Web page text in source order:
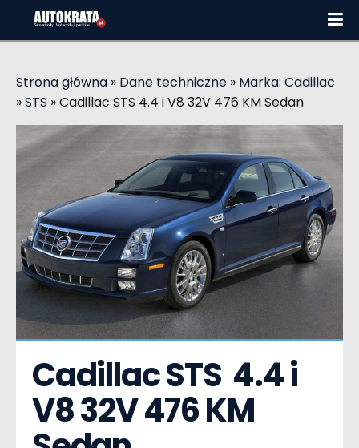
Strona główna » Dane techniczne » Marka: Cadillac
»STS »Cadillac STS 4.4 i V8 32V 476 KM Sedan
Cadillac STS  4.4 i
V8 32V 476 KM